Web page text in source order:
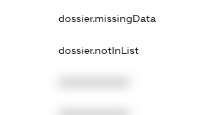
dossier.missingData
dossier.notInList